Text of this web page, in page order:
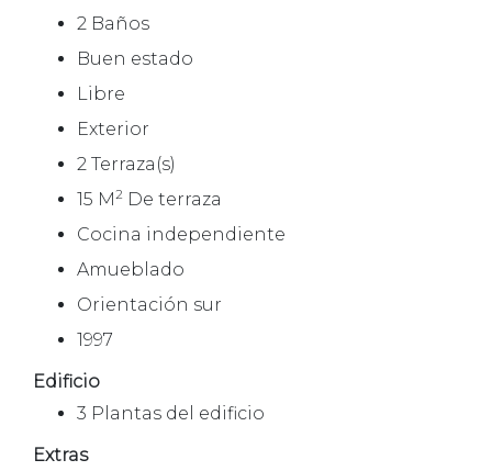
2 Baños
Buen estado
Libre
Exterior
2 Terraza(s)
15 M2 De terraza
Cocina independiente
Amueblado
Orientación sur
1997
Edificio
3 Plantas del edificio
Extras